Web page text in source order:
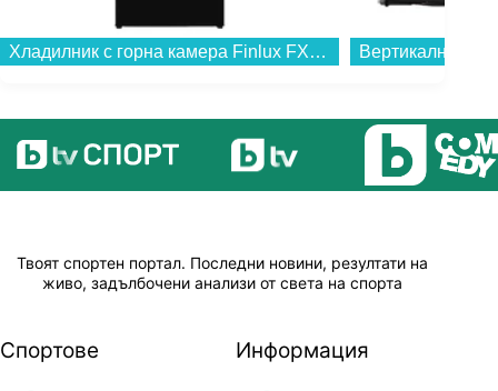
Хладилник с горна камера Finlux FXRA 28370 BKE , 243 l, E , Статична , Черен...
Твоят спортен портал. Последни новини, резултати на
живо, задълбочени анализи от света на спорта
Спортове Информация